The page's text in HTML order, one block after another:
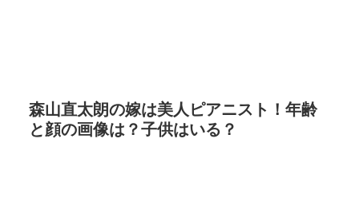
森山直太朗の嫁は美人ピアニスト！年齢
と顔の画像は？子供はいる？